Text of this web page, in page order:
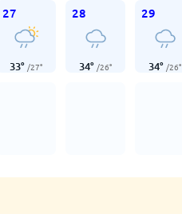
27
33° /27°
28
34° /26°
29
34° /26°